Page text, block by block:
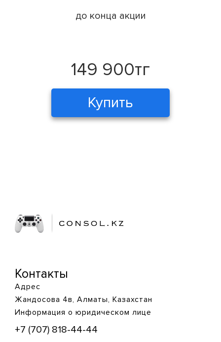
до конца акции
149 900тг
Купить
Контакты
Адрес
Жандосова 4в, Алматы, Казахстан
Информация о юридическом лице
+7 (707) 818-44-44